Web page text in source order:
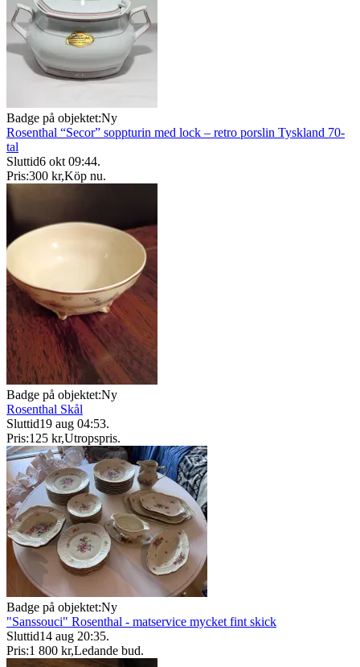
Badge på objektet:Ny
Rosenthal “Secor” soppturin med lock – retro porslin Tyskland 70-
tal
Sluttid6 okt 09:44.
Pris:300 kr,Köp nu.
Badge på objektet:Ny
Rosenthal Skål
Sluttid19 aug 04:53.
Pris:125 kr,Utropspris.
Badge på objektet:Ny
"Sanssouci" Rosenthal - matservice mycket fint skick
Sluttid14 aug 20:35.
Pris:1 800 kr,Ledande bud.